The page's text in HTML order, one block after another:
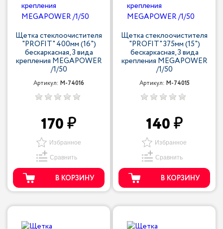
Щетка стеклоочистителя
"PROFIT" 400мм (16")
бескаркасная, 3 вида
крепления MEGAPOWER
/1/50
Артикул: M-74016
170
Избранное
Сравнить
В КОРЗИНУ
Щетка стеклоочистителя
"PROFIT" 375мм (15")
бескаркасная, 3 вида
крепления MEGAPOWER
/1/50
Артикул: M-74015
140
Избранное
Сравнить
В КОРЗИНУ